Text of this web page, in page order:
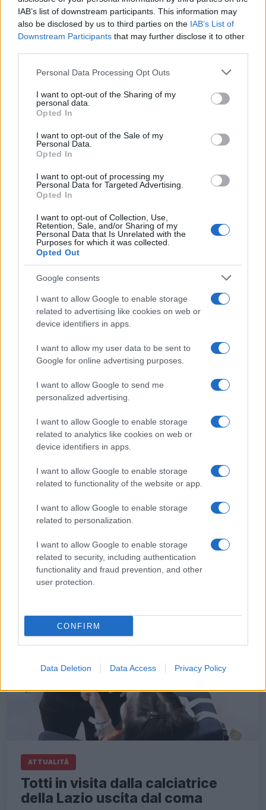
IAB’s list of downstream participants. This information may
also be disclosed by us to third parties on the IAB’s List of
Downstream Participants that may further disclose it to other
Please note that this website/app uses one or more Google
not limited to your visit or usage behaviour. You may click to
grant or deny consent to Google and its third-party tags to
use your data for below specified purposes in below Google
consent section.
Personal Data Processing Opt Outs
I want to opt-out of the Sharing of my
personal data.
Opted In
I want to opt-out of the Sale of my
Personal Data.
Opted In
I want to opt-out of processing my
Personal Data for Targeted Advertising.
Opted In
I want to opt-out of Collection, Use,
Retention, Sale, and/or Sharing of my
Personal Data that Is Unrelated with the
Purposes for which it was collected.
Opted Out
Google consents
I want to allow Google to enable storage
related to advertising like cookies on web or
device identifiers in apps.
I want to allow my user data to be sent to
Google for online advertising purposes.
I want to allow Google to send me
personalized advertising.
I want to allow Google to enable storage
related to analytics like cookies on web or
device identifiers in apps.
I want to allow Google to enable storage
related to functionality of the website or app.
I want to allow Google to enable storage
related to personalization.
I want to allow Google to enable storage
related to security, including authentication
functionality and fraud prevention, and other
user protection.
CONFIRM
Data Deletion Data Access Privacy Policy
ITALIA
ULTIM’ORA Papa Francesco
dimesso dal Gemelli
Papa Francesco dimesso dal Gemelli. Terminato
dopo 10 giorni il ricovero al Policlinico
Leggi l’articolo →
PRIMO PIANO
ULTIM’ORA Papa Francesco
ricoverato al Gemelli
4 Luglio 2021 - 16:52Marco Corsini
Gemelli di Roma
ATTUALITÀ
Totti in visita dalla calciatrice
della Lazio uscita dal coma